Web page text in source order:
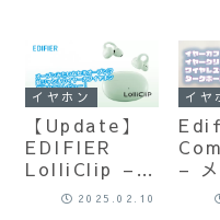
イヤホン
【Update】
EDIFIER
LolliClip –
オープンみた
2025.02.10
イヤ
–
ー